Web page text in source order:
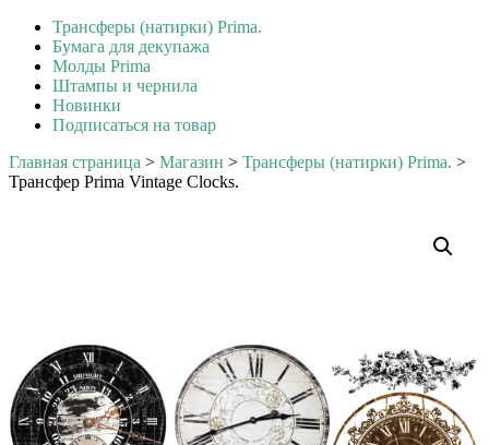
Трансферы (натирки) Prima.
Бумага для декупажа
Молды Prima
Штампы и чернила
Новинки
Подписаться на товар
Главная страница > Магазин > Трансферы (натирки) Prima. >
Трансфер Prima Vintage Clocks.